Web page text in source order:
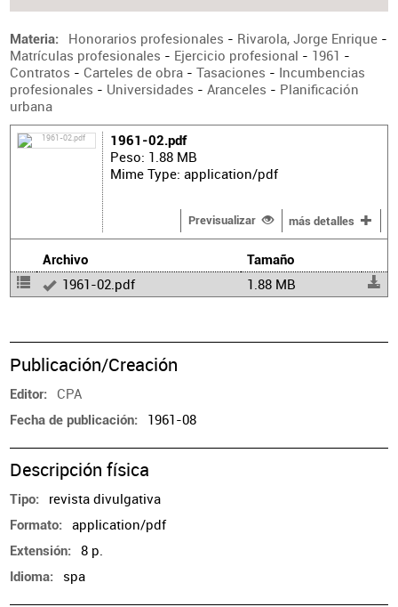
Materia Honorarios profesionales - Rivarola, Jorge Enrique -
Matrículas profesionales - Ejercicio profesional - 1961 -
Contratos - Carteles de obra- Tasaciones - Incumbencias
profesionales - Universidades - Aranceles - Planificación
urbana
1961-02.pdf
Peso: 1.88 MB
Mime Type: application/pdf
Previsualizar más detalles
Archivo Tamaño
1961-02.pdf 1.88 MB
Publicación/Creación
Editor CPA
Fecha de publicación 1961-08
Descripción física
Tipo revista divulgativa
Formato application/pdf
Extensión 8 p.
Idioma spa